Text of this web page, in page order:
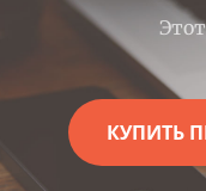
КУПИТЬ